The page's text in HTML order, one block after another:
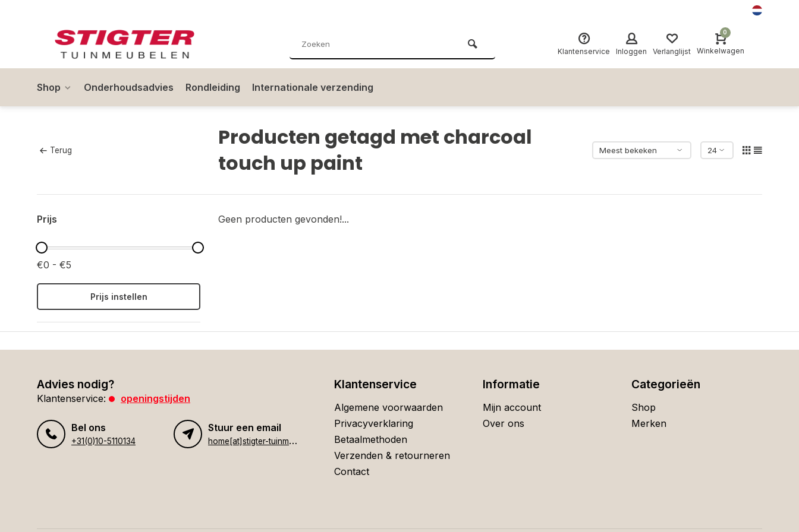
Klantenservice Inloggen Verlanglijst
0
Winkelwagen
Shop Onderhoudsadvies Rondleiding Internationale verzending
Terug
Producten getagd met charcoal
touch up paint
Prijs
€0 - €5
Prijs instellen
Geen producten gevonden!...
Advies nodig?
Klantenservice: openingstijden
Bel ons
+31(0)10-5110134
Stuur een email
h
ome[at]stigter-tuinmeubelen.nl
Klantenservice
Algemene voorwaarden
Privacyverklaring
Betaalmethoden
Verzenden & retourneren
Contact
Informatie
Mijn account
Over ons
Categorieën
Shop
Merken